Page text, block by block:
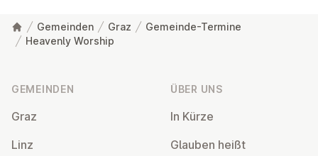
Gemeinden Graz
Gemeinde-Termine
Heavenly Worship
GEMEINDEN
Graz
Linz
ÜBER UNS
In Kürze
Glauben heißt